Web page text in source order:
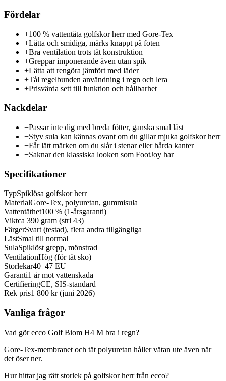
Fördelar
+100 % vattentäta golfskor herr med Gore-Tex
+Lätta och smidiga, märks knappt på foten
+Bra ventilation trots tät konstruktion
+Greppar imponerande även utan spik
+Lätta att rengöra jämfört med läder
+Tål regelbunden användning i regn och lera
+Prisvärda sett till funktion och hållbarhet
Nackdelar
−Passar inte dig med breda fötter, ganska smal läst
−Styv sula kan kännas ovant om du gillar mjuka golfskor herr
−Får lätt märken om du slår i stenar eller hårda kanter
−Saknar den klassiska looken som FootJoy har
Specifikationer
TypSpiklösa golfskor herr
MaterialGore-Tex, polyuretan, gummisula
Vattentäthet100 % (1-årsgaranti)
Viktca 390 gram (strl 43)
FärgerSvart (testad), flera andra tillgängliga
LästSmal till normal
SulaSpiklöst grepp, mönstrad
VentilationHög (för tät sko)
Storlekar40–47 EU
Garanti1 år mot vattenskada
CertifieringCE, SIS-standard
Rek pris1 800 kr (juni 2026)
Vanliga frågor
Vad gör ecco Golf Biom H4 M bra i regn?
Gore-Tex-membranet och tät polyuretan håller vätan ute även när
det öser ner.
Hur hittar jag rätt storlek på golfskor herr från ecco?